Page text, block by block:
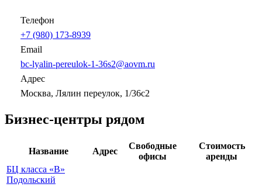
Телефон
+7 (980) 173-8939
Email
bc-lyalin-pereulok-1-36s2@aovm.ru
Адрес
Москва, Лялин переулок, 1/36с2
Бизнес-центры рядом
Название Адрес
Свободные
офисы
Стоимость
аренды
БЦ класса «B»
Подольский